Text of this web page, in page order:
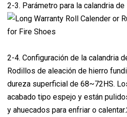
2-3. Parámetro para la calandria
2-4. Configuración de la calandria
Rodillos de aleación de hierro
dureza superficial de 68~72HS.
acabado tipo espejo y están
y ahuecados para enfriar o